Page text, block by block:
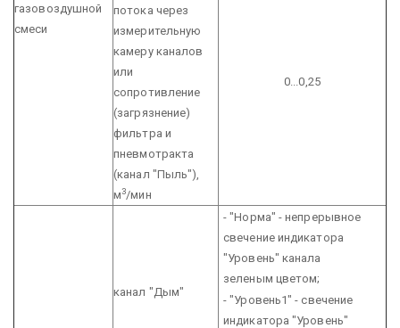
газовоздушной
смеси
потока через
измерительную
камеру каналов
или
сопротивление
(загрязнение)
фильтра и
пневмотракта
(канал "Пыль"),
м3/мин
0...0,25
канал "Дым"
- "Норма" - непрерывное
свечение индикатора
"Уровень" канала
зеленым цветом;
- "Уровень1" - свечение
индикатора "Уровень"